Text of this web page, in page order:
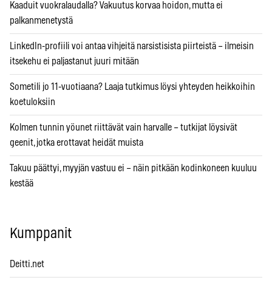
Kaaduit vuokralaudalla? Vakuutus korvaa hoidon, mutta ei
palkanmenetystä
LinkedIn-profiili voi antaa vihjeitä narsistisista piirteistä – ilmeisin
itsekehu ei paljastanut juuri mitään
Sometili jo 11-vuotiaana? Laaja tutkimus löysi yhteyden heikkoihin
koetuloksiin
Kolmen tunnin yöunet riittävät vain harvalle – tutkijat löysivät
geenit, jotka erottavat heidät muista
Takuu päättyi, myyjän vastuu ei – näin pitkään kodinkoneen kuuluu
kestää
Kumppanit
Deitti.net